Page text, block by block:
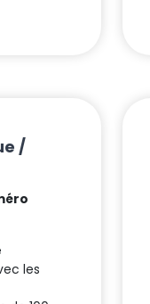
/
les